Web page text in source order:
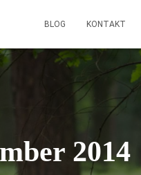
BLOG KONTAKT
2014